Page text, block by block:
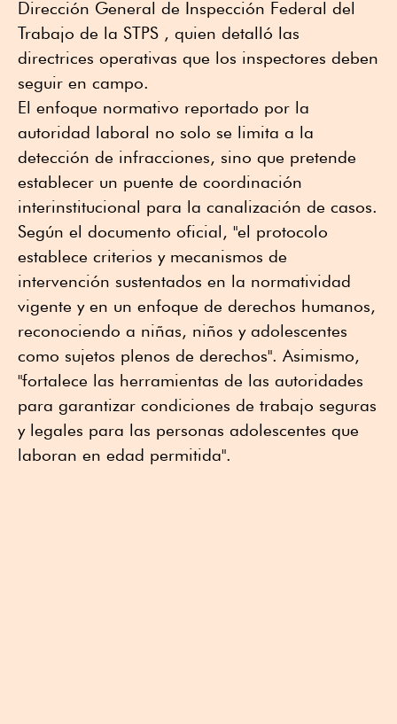
Dirección General de Inspección Federal del
Trabajo de la STPS , quien detalló las
directrices operativas que los inspectores deben
seguir en campo.
El enfoque normativo reportado por la
autoridad laboral no solo se limita a la
detección de infracciones, sino que pretende
establecer un puente de coordinación
interinstitucional para la canalización de casos.
Según el documento oficial, "el protocolo
establece criterios y mecanismos de
intervención sustentados en la normatividad
vigente y en un enfoque de derechos humanos,
reconociendo a niñas, niños y adolescentes
como sujetos plenos de derechos". Asimismo,
"fortalece las herramientas de las autoridades
para garantizar condiciones de trabajo seguras
y legales para las personas adolescentes que
laboran en edad permitida".